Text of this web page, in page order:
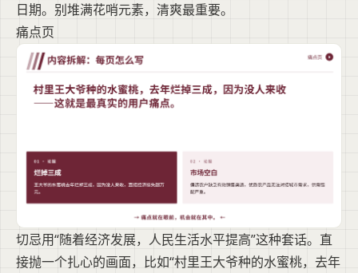
日期。别堆满花哨元素，清爽最重要。
痛点页
切忌用“随着经济发展，人民生活水平提高”这种套话。直
接抛一个扎心的画面，比如“村里王大爷种的水蜜桃，去年